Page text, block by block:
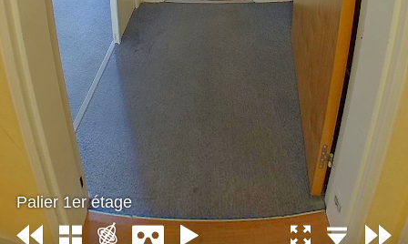
Palier 1er étage